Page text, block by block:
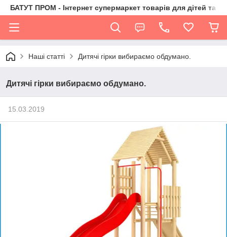
БАТУТ ПРОМ - Інтернет супермаркет товарів для дітей та їх
Наші статті Дитячі гірки вибираємо обдумано.
Дитячі гірки вибираємо обдумано.
15.03.2019